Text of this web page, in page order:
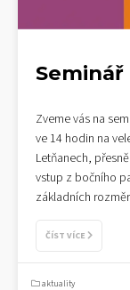
Seminář
Zveme vás na
ve 14 hodin na
Letňanech,
vstup z bočního
základních
ČÍST VÍCE
aktuality